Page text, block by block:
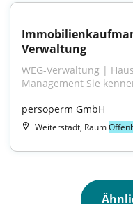
Verwaltung
WEG-Verwaltung |
Management Sie
persoperm GmbH
Weiterstadt, Raum